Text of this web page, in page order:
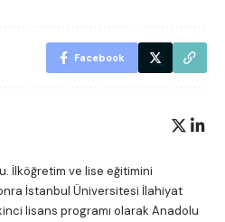
Facebook
İlköğretim ve lise eğitimini
İstanbul Üniversitesi İlahiyat
lisans programı olarak Anadolu